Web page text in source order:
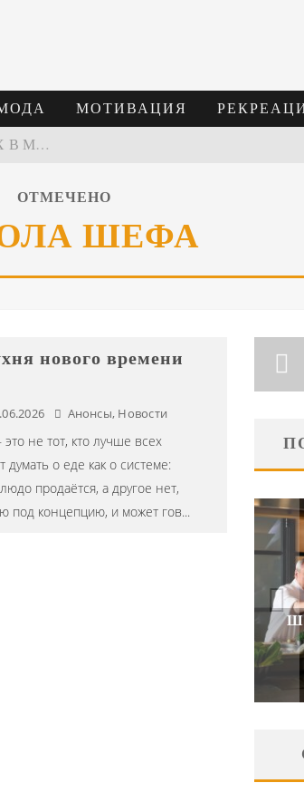
МОТИВАЦИЯ
ПОДАРКИ, КОТОРЫЕ ТОЧНО ПОРАДУЮТ БЛИЗКИХ В МАЙСКИЕ ПРАЗДНИКИ
ОТМЕЧЕНО
ШЕФА
нового времени
Анонсы, Новости
не тот, кто лучше всех
думать о еде как о системе:
продаётся, а другое нет,
под концепцию, и может гов...